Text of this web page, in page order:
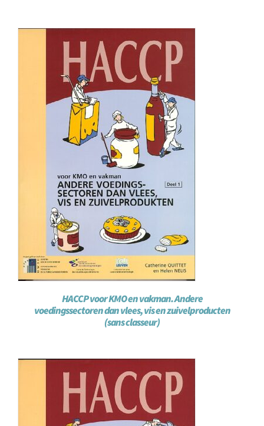
HACCP voor KMO en vakman. Andere
voedingssectoren dan vlees, vis en zuivelproducten
(sans classeur)